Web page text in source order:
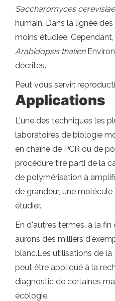
Saccharomyces cerevisiae
humain. Dans la lignée
moins étudiée.
Arabidopsis thalien
décrites.
Peut vous servir:
Applications
L'une des techniques les
laboratoires de biologie
en chaîne de PCR ou de
procédure tire parti de la
de polymérisation à
de grandeur, une
étudier.
En d'autres termes, à la
aurons des milliers
blanc.Les utilisations de la
peut être appliqué à la
diagnostic de certaines
écologie.